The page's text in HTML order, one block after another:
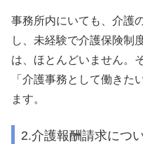
事務所内にいても、介護
し、未経験で介護保険制
は、ほとんどいません。
「介護事務として働きた
ます。
2.介護報酬請求につ